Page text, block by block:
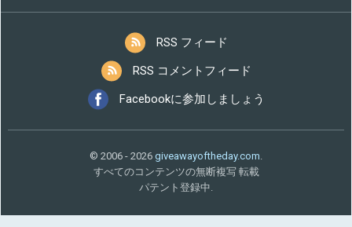
RSS フィード
RSS コメントフィード
Facebookに参加しましょう
© 2006 - 2026 giveawayoftheday.com.
すべてのコンテンツの無断複写 転載
パテント登録中.